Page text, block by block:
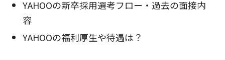
YAHOOの新卒採用選考フロー・過去の面接内
容
YAHOOの福利厚生や待遇は？